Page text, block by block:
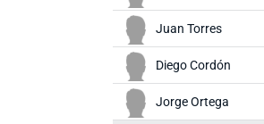
Juan Torres
Diego Cordón
Jorge Ortega